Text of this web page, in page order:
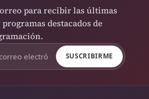
para recibir las últimas
destacados de
SUSCRIBIRME